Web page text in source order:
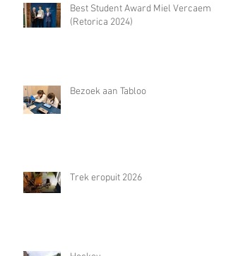
Best Student Award Miel Vercaemst
(Retorica 2024)
Bezoek aan Tabloo
Trek eropuit 2026